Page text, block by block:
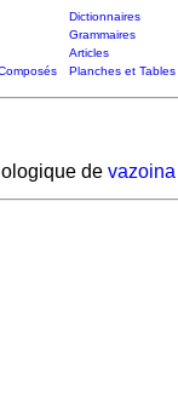
Dictionnaires
Grammaires
Articles
Planches et Tables
de vazoina